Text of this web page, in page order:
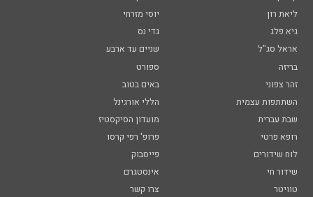
ליאת רון
יוסי מזרחי
גיא פלג
גדי נס
אראל סג"ל
שניים עד ארבע
בריזה
ספורט
זהר צפוני
באים בטוב
השתתפות עצמית
הללי אורגינל
שבת עברית
מועדון הסיקסטיז
רופא פרטי
פרופ' רפי קרסו
לוח שידורים
פייסבוק
שידור חי
אינסטגרם
טוויטר
צרו קשר